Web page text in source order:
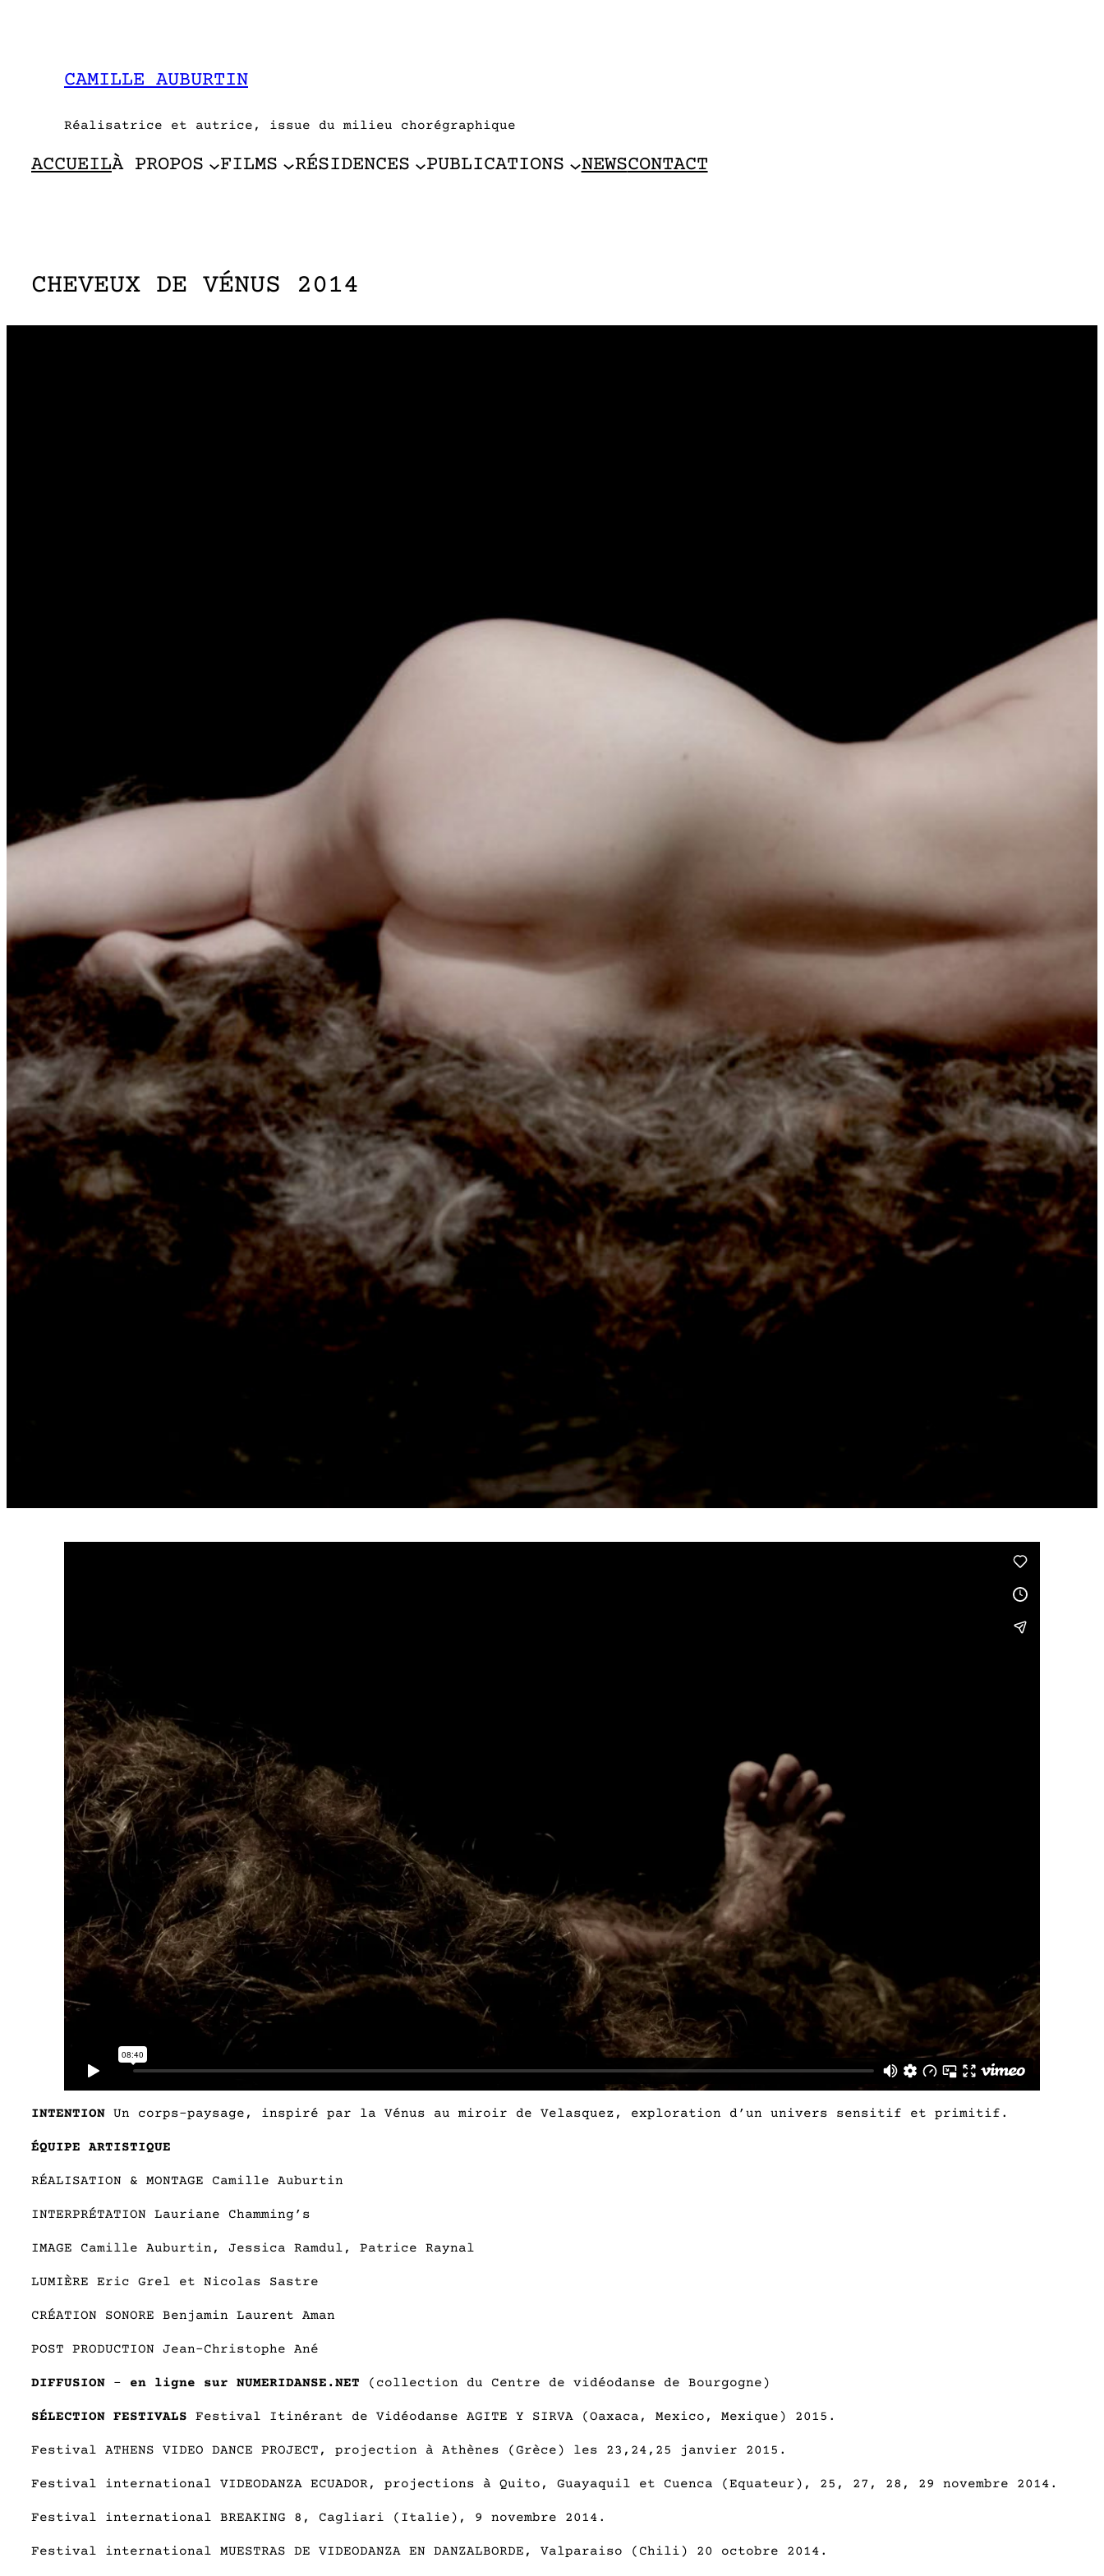
CAMILLE AUBURTIN
Réalisatrice et autrice, issue du milieu chorégraphique
ACCUEILÀ PROPOS FILMS RÉSIDENCES PUBLICATIONS NEWSCONTACT
CHEVEUX DE VÉNUS 2014
INTENTION Un corps-paysage, inspiré par la Vénus au miroir de Velasquez, exploration d’un univers sensitif et primitif.
ÉQUIPE ARTISTIQUE
RÉALISATION & MONTAGE Camille Auburtin
INTERPRÉTATION Lauriane Chamming’s
IMAGE Camille Auburtin, Jessica Ramdul, Patrice Raynal
LUMIÈRE Eric Grel et Nicolas Sastre
CRÉATION SONORE Benjamin Laurent Aman
POST PRODUCTION Jean-Christophe Ané
DIFFUSION – en ligne sur NUMERIDANSE.NET (collection du Centre de vidéodanse de Bourgogne)
SÉLECTION FESTIVALS Festival Itinérant de Vidéodanse AGITE Y SIRVA (Oaxaca, Mexico, Mexique) 2015.
Festival ATHENS VIDEO DANCE PROJECT, projection à Athènes (Grèce) les 23,24,25 janvier 2015.
Festival international VIDEODANZA ECUADOR, projections à Quito, Guayaquil et Cuenca (Equateur), 25, 27, 28, 29 novembre 2014.
Festival international BREAKING 8, Cagliari (Italie), 9 novembre 2014.
Festival international MUESTRAS DE VIDEODANZA EN DANZALBORDE, Valparaiso (Chili) 20 octobre 2014.